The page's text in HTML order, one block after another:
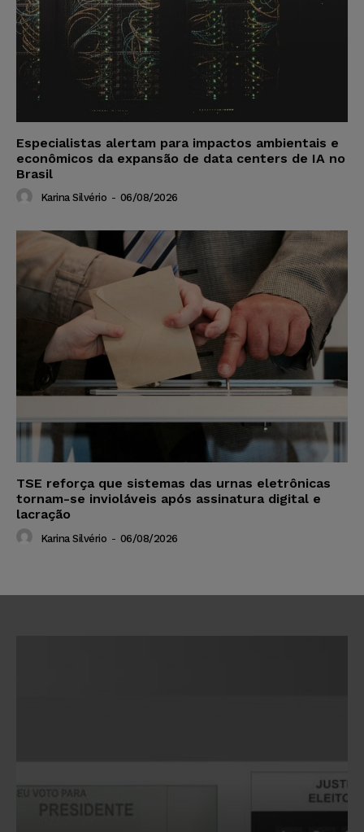
Especialistas alertam para impactos ambientais e
econômicos da expansão de data centers de IA no
Brasil
Karina Silvério - 06/08/2026
TSE reforça que sistemas das urnas eletrônicas
tornam-se invioláveis após assinatura digital e
lacração
Karina Silvério - 06/08/2026